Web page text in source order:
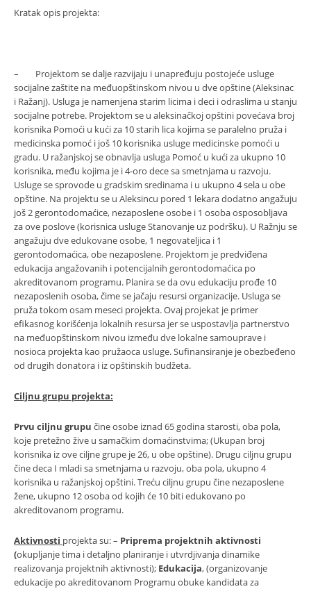
Kratak opis projekta:
– Projektom se dalje razvijaju i unapređuju postojeće usluge
socijalne zaštite na međuopštinskom nivou u dve opštine (Aleksinac
i Ražanj). Usluga je namenjena starim licima i deci i odraslima u stanju
socijalne potrebe. Projektom se u aleksinačkoj opštini povećava broj
korisnika Pomoći u kući za 10 starih lica kojima se paralelno pruža i
medicinska pomoć i još 10 korisnika usluge medicinske pomoći u
gradu. U ražanjskoj se obnavlja usluga Pomoć u kući za ukupno 10
korisnika, među kojima je i 4-oro dece sa smetnjama u razvoju.
Usluge se sprovode u gradskim sredinama i u ukupno 4 sela u obe
opštine. Na projektu se u Aleksincu pored 1 lekara dodatno angažuju
još 2 gerontodomaćice, nezaposlene osobe i 1 osoba osposobljava
za ove poslove (korisnica usluge Stanovanje uz podršku). U Ražnju se
angažuju dve edukovane osobe, 1 negovateljica i 1
gerontodomaćica, obe nezaposlene. Projektom je predviđena
edukacija angažovanih i potencijalnih gerontodomaćica po
akreditovanom programu. Planira se da ovu edukaciju prođe 10
nezaposlenih osoba, čime se jačaju resursi organizacije. Usluga se
pruža tokom osam meseci projekta. Ovaj projekat je primer
efikasnog korišćenja lokalnih resursa jer se uspostavlja partnerstvo
na međuopštinskom nivou između dve lokalne samouprave i
nosioca projekta kao pružaoca usluge. Sufinansiranje je obezbeđeno
od drugih donatora i iz opštinskih budžeta.
Ciljnu grupu projekta:
Prvu ciljnu grupu čine osobe iznad 65 godina starosti, oba pola,
koje pretežno žive u samačkim domaćinstvima; (Ukupan broj
korisnika iz ove ciljne grupe je 26, u obe opštine). Drugu ciljnu grupu
čine deca I mladi sa smetnjama u razvoju, oba pola, ukupno 4
korisnika u ražanjskoj opštini. Treću ciljnu grupu čine nezaposlene
žene, ukupno 12 osoba od kojih će 10 biti edukovano po
akreditovanom programu.
Aktivnosti projekta su: – Priprema projektnih aktivnosti
(okupljanje tima i detaljno planiranje i utvrdjivanja dinamike
realizovanja projektnih aktivnosti); Edukacija, (organizovanje
edukacije po akreditovanom Programu obuke kandidata za